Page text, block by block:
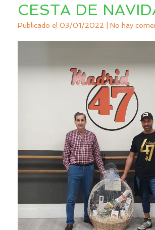
CESTA DE
Publicado el 03/01/2022 No hay